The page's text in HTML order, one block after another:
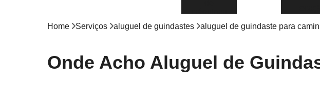
máquinas
Home Serviços aluguel de guindastes aluguel de guindaste para
Onde Acho Aluguel de